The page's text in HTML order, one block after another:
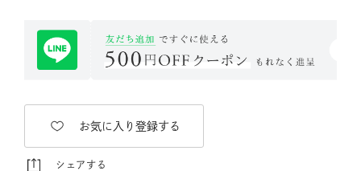
お気に入り登録する
シェアする